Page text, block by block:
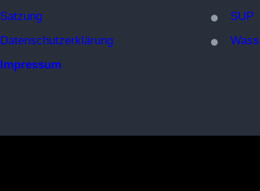
Satzung
Datenschutzerklärung
Impressum
SUP
W